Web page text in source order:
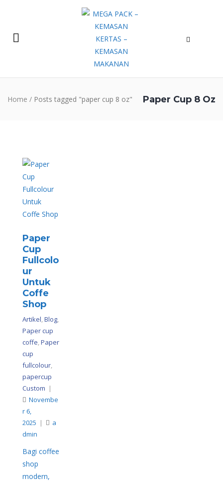
Paper Cup 8 Oz
Home / Posts tagged "paper cup 8 oz"
Paper
Cup
Fullcolo
ur
Untuk
Coffe
Shop
Artikel,Blog,
Paper cup
coffe,Paper
cup
fullcolour,
papercup
Custom |
Novembe
r 6,
2025 |
a
dmin
Bagi coffee
shop
modern,